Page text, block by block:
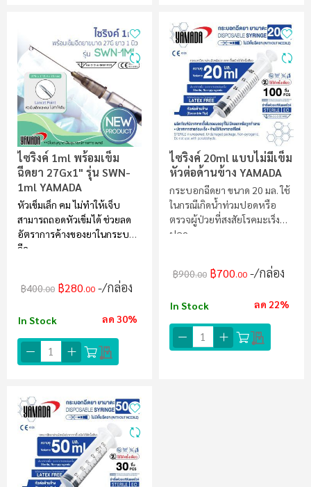
ไซริงค์ 1ml พร้อมเข็ม
ฉีดยา 27Gx1" รุ่น SWN-
1ml YAMADA
หัวเข็มเล็ก คม ไม่ทำให้เจ็บ
สามารถถอดหัวเข็มได้ ช่วยลด
อัตราการค้างของยาในกระบอก
ฉีด
฿400.00 ฿280.00 /กล่อง
In Stock ลด 30%
ไซริงค์ 20ml แบบไม่มีเข็ม
หัวต่อด้านข้าง YAMADA
กระบอกฉีดยา ขนาด 20 มล. ใช้
ในกรณีเกิดน้ำท่วมปอดหรือ
ตรวจผู้ป่วยที่สงสัยโรคมะเร็ง
ปอด
฿900.00 ฿700.00 /กล่อง
In Stock ลด 22%